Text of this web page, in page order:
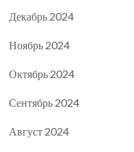
Декабрь 2024
Ноябрь 2024
Октябрь 2024
Сентябрь 2024
Август 2024